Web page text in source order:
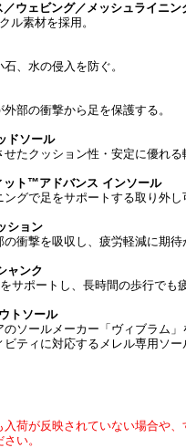
／ウェビング／メッシュライニン
ル素材を採用。
、水の侵入を防ぐ。
部の衝撃から足を保護する。
ドソール
たクッション性・安定に優れる
ット™アドバンス インソール
グで足をサポートする取り外し
ション
衝撃を吸収し、疲労軽減に期待
ャンク
サポートし、長時間の歩行でも
トソール
ソールメーカー「ヴィブラム」
ティに対応するメレル専用ソ
荷が反映されていない場合や、
い。